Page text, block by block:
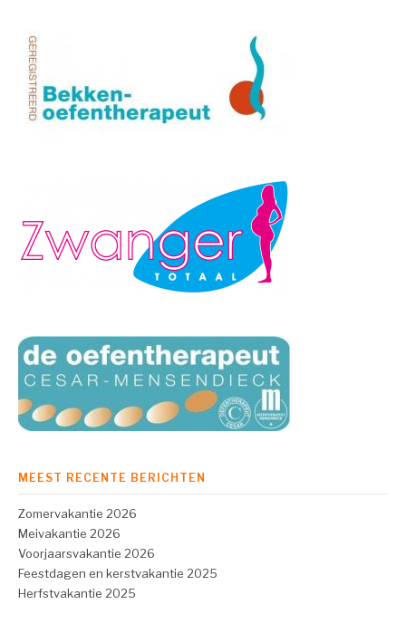
MEEST RECENTE BERICHTEN
Zomervakantie 2026
Meivakantie 2026
Voorjaarsvakantie 2026
Feestdagen en kerstvakantie 2025
Herfstvakantie 2025